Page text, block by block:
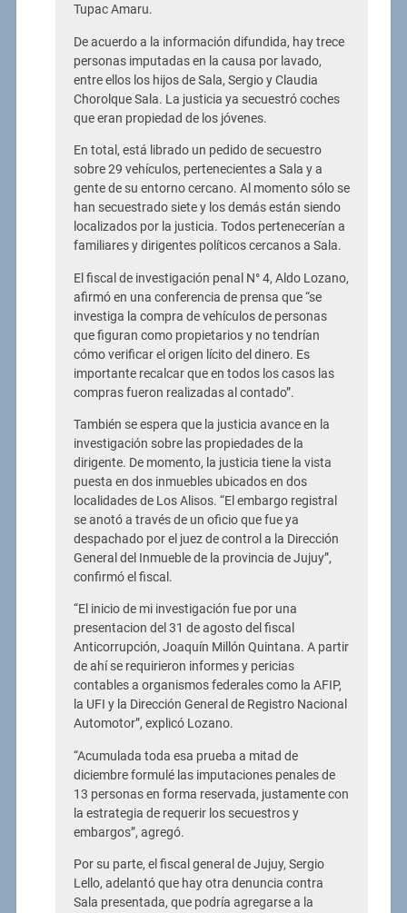
Tupac Amaru.
De acuerdo a la información difundida, hay trece
personas imputadas en la causa por lavado,
entre ellos los hijos de Sala, Sergio y Claudia
Chorolque Sala. La justicia ya secuestró coches
que eran propiedad de los jóvenes.
En total, está librado un pedido de secuestro
sobre 29 vehículos, pertenecientes a Sala y a
gente de su entorno cercano. Al momento sólo se
han secuestrado siete y los demás están siendo
localizados por la justicia. Todos pertenecerían a
familiares y dirigentes políticos cercanos a Sala.
El fiscal de investigación penal N° 4, Aldo Lozano,
afirmó en una conferencia de prensa que “se
investiga la compra de vehículos de personas
que figuran como propietarios y no tendrían
cómo verificar el origen lícito del dinero. Es
importante recalcar que en todos los casos las
compras fueron realizadas al contado”.
También se espera que la justicia avance en la
investigación sobre las propiedades de la
dirigente. De momento, la justicia tiene la vista
puesta en dos inmuebles ubicados en dos
localidades de Los Alisos. “El embargo registral
se anotó a través de un oficio que fue ya
despachado por el juez de control a la Dirección
General del Inmueble de la provincia de Jujuy”,
confirmó el fiscal.
“El inicio de mi investigación fue por una
presentacion del 31 de agosto del fiscal
Anticorrupción, Joaquín Millón Quintana. A partir
de ahí se requirieron informes y pericias
contables a organismos federales como la AFIP,
la UFI y la Dirección General de Registro Nacional
Automotor”, explicó Lozano.
“Acumulada toda esa prueba a mitad de
diciembre formulé las imputaciones penales de
13 personas en forma reservada, justamente con
la estrategia de requerir los secuestros y
embargos”, agregó.
Por su parte, el fiscal general de Jujuy, Sergio
Lello, adelantó que hay otra denuncia contra
Sala presentada, que podría agregarse a la